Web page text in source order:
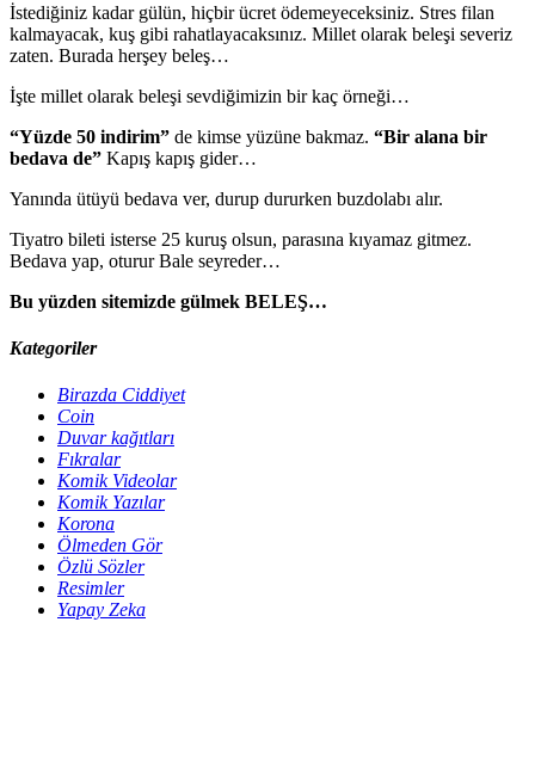
İstediğiniz kadar gülün, hiçbir ücret ödemeyeceksiniz. Stres filan
kalmayacak, kuş gibi rahatlayacaksınız. Millet olarak beleşi severiz
zaten. Burada herşey beleş…
İşte millet olarak beleşi sevdiğimizin bir kaç örneği…
“Yüzde 50 indirim” de kimse yüzüne bakmaz. “Bir alana bir
bedava de” Kapış kapış gider…
Yanında ütüyü bedava ver, durup dururken buzdolabı alır.
Tiyatro bileti isterse 25 kuruş olsun, parasına kıyamaz gitmez.
Bedava yap, oturur Bale seyreder…
Bu yüzden sitemizde gülmek BELEŞ…
Kategoriler
Birazda Ciddiyet
Coin
Duvar kağıtları
Fıkralar
Komik Videolar
Komik Yazılar
Korona
Ölmeden Gör
Özlü Sözler
Resimler
Yapay Zeka